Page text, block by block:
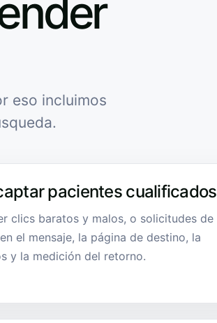
eso incluimos
pacientes cualificados
clics baratos y malos, o solicitudes de
el mensaje, la página de destino, la
y la medición del retorno.